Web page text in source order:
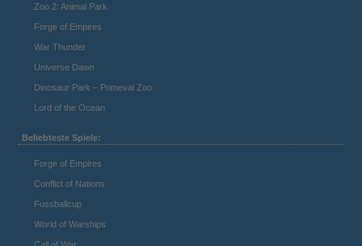
Zoo 2: Animal Park
Forge of Empires
War Thunder
Universe Dawn
Dinosaur Park – Primeval Zoo
Lord of the Ocean
Beliebteste Spiele:
Forge of Empires
Conflict of Nations
Fussballcup
World of Warships